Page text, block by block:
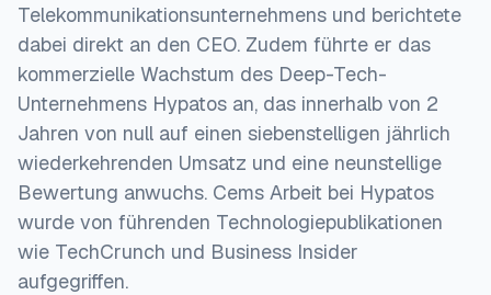
Telekommunikationsunternehmens und berichtete
dabei direkt an den CEO. Zudem führte er das
kommerzielle Wachstum des Deep-Tech-
Unternehmens Hypatos an, das innerhalb von 2
Jahren von null auf einen siebenstelligen jährlich
wiederkehrenden Umsatz und eine neunstellige
Bewertung anwuchs. Cems Arbeit bei Hypatos
wurde von führenden Technologiepublikationen
wie TechCrunch und Business Insider
aufgegriffen.